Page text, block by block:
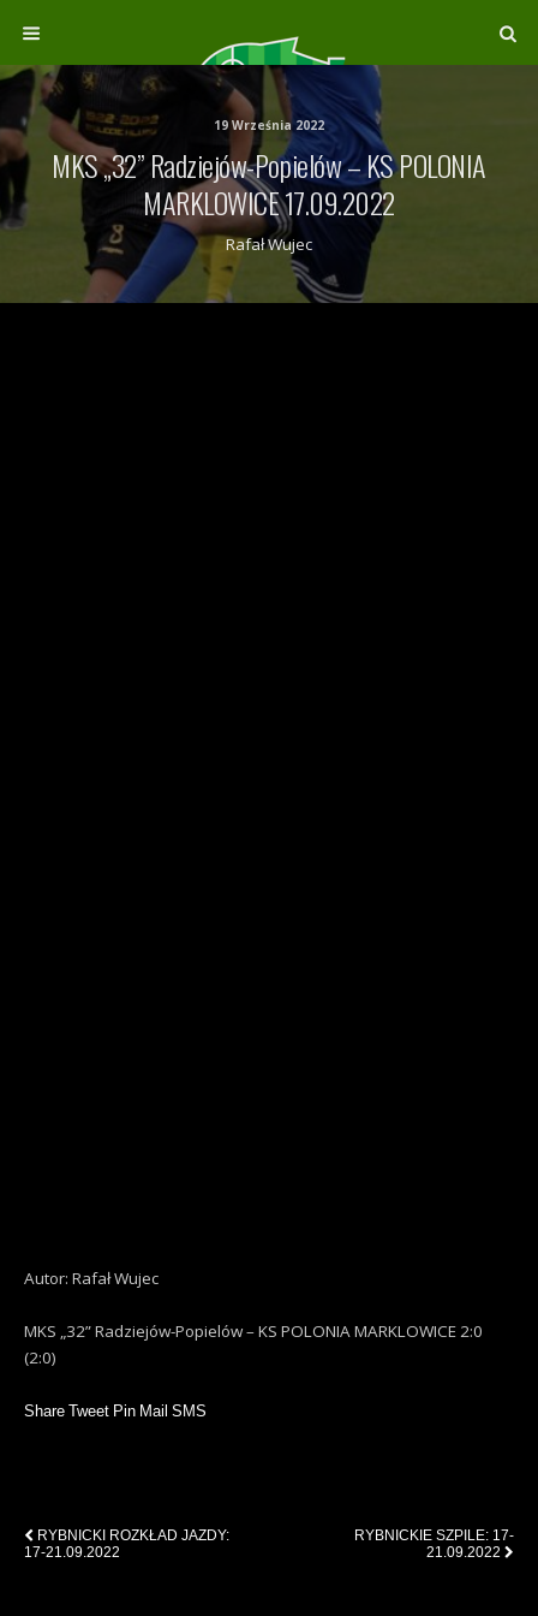
19 Września 2022
MKS „32” Radziejów-Popielów – KS POLONIA
MARKLOWICE 17.09.2022
Rafał Wujec
Autor: Rafał Wujec
MKS „32” Radziejów-Popielów – KS POLONIA MARKLOWICE 2:0
(2:0)
Share Tweet Pin Mail SMS
RYBNICKI ROZKŁAD JAZDY:
17-21.09.2022
RYBNICKIE SZPILE: 17-
21.09.2022